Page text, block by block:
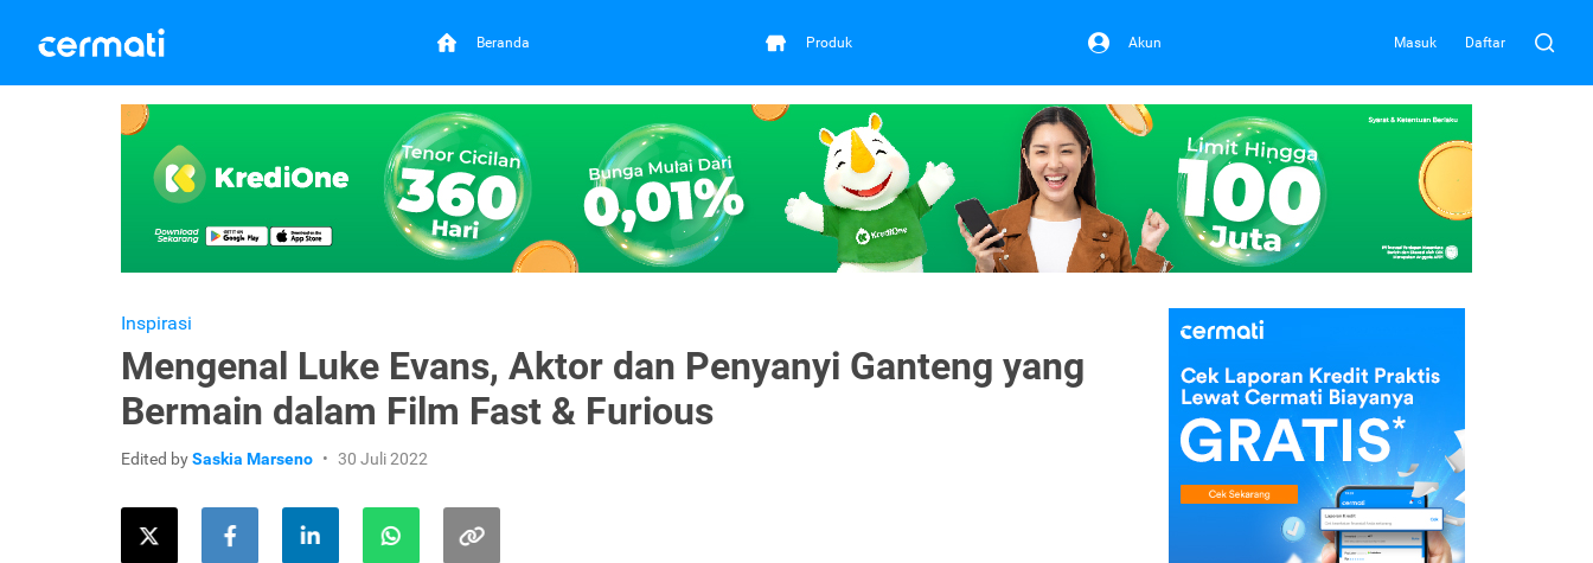
Beranda Produk Akun Masuk Daftar
Inspirasi
Mengenal Luke Evans, Aktor dan Penyanyi Ganteng yang
Bermain dalam Film Fast & Furious
Edited bySaskia Marseno 30 Juli 2022